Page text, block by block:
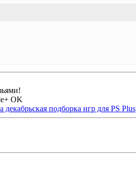
OK
декабрьская подборка игр для PS Plus